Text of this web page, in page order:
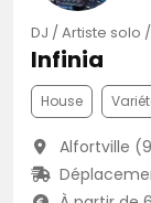
DJ / Artiste solo
Infinia
House
Alfortville